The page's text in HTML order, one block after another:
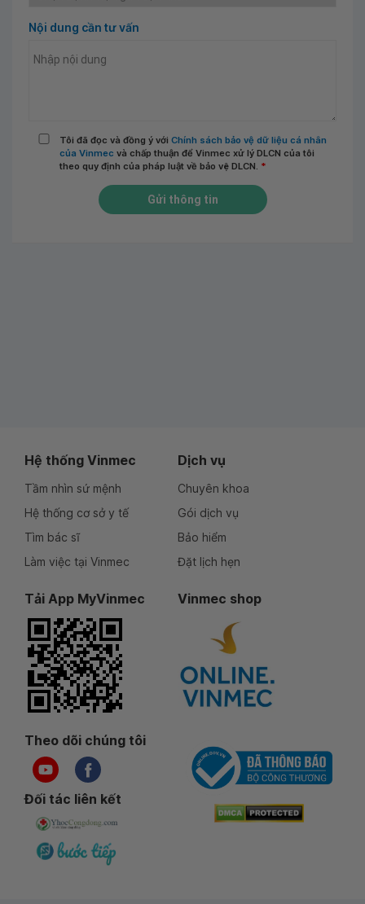
Nội dung cần tư vấn
Tôi đã đọc và đồng ý với Chính sách bảo vệ dữ liệu cá nhân
của Vinmec và chấp thuận để Vinmec xử lý DLCN của tôi
theo quy định của pháp luật về bảo vệ DLCN. *
Gửi thông tin
Hệ thống Vinmec
Tầm nhìn sứ mệnh
Hệ thống cơ sở y tế
Tìm bác sĩ
Làm việc tại Vinmec
Dịch vụ
Chuyên khoa
Gói dịch vụ
Bảo hiểm
Đặt lịch hẹn
Tải App MyVinmec Vinmec shop
Theo dõi chúng tôi
Đối tác liên kết